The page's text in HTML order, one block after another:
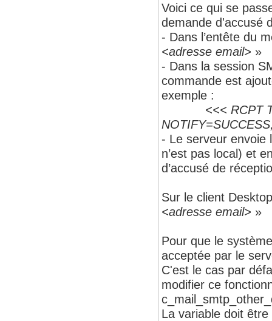
Voici ce qui se
demande d'accusé
- Dans l’entête du
<adresse email> »
- Dans la session
commande est
exemple :
<<< RCPT
- Le serveur envoie
n’est pas local) et
d’accusé de
Sur le client
<adresse email> »
Pour que le
acceptée par le
C'est le cas par
modifier ce
La variable doit